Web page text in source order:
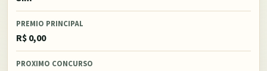
PREMIO PRINCIPAL
R$ 0,00
PROXIMO CONCURSO